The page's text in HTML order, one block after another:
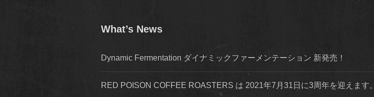
What’s News
Dynamic Fermentation ダイナミックファーメンテーション 新発売！
RED POISON COFFEE ROASTERS は 2021年7月31日に3周年を迎えます。